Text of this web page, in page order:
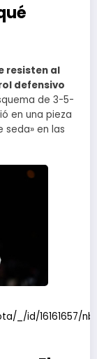
resisten al
defensivo
de 3-5-
en una pieza
seda» en las
_/id/16161657/